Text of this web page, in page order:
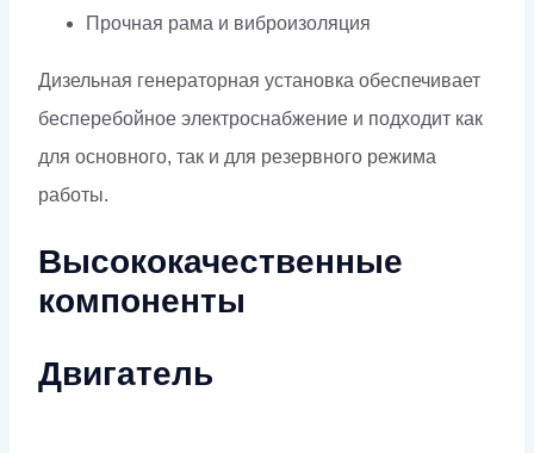
Прочная рама и виброизоляция
Дизельная генераторная установка обеспечивает
бесперебойное электроснабжение и подходит как
для основного, так и для резервного режима
работы.
Высококачественные
компоненты
Двигатель